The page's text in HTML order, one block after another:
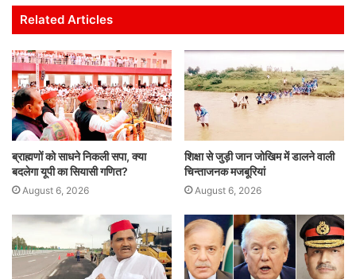
s
A
p
p
e
b
o
o
k
er
dI
n
Related Articles
ब्राह्मणों को साधने निकली सपा, क्या
बदलेगा यूपी का सियासी गणित?
August 6, 2026
शिक्षा से जुड़ी जान जोखिम में डालने वाली
चिन्ताजनक मजबूरियां
August 6, 2026